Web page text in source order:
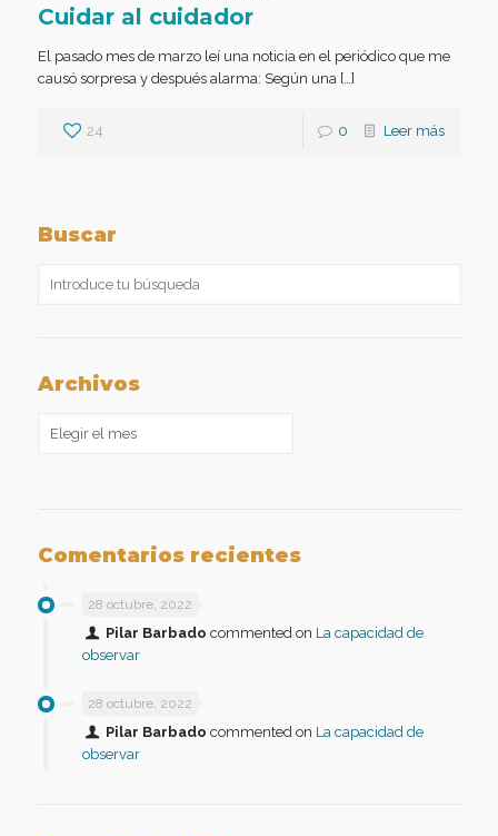
Cuidar al cuidador
El pasado mes de marzo leí una noticia en el periódico que me
causó sorpresa y después alarma: Según una […]
24 0 Leer más
Buscar
Archivos
Comentarios recientes
28 octubre, 2022
Pilar Barbado commented on La capacidad de
observar
28 octubre, 2022
Pilar Barbado commented on La capacidad de
observar